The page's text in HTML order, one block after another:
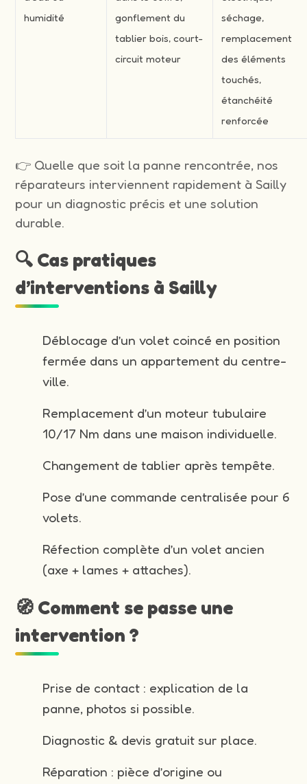
humidité
gonflement du
tablier bois, court-
circuit moteur
séchage,
remplacement
des éléments
touchés,
étanchéité
renforcée
👉 Quelle que soit la panne rencontrée, nos
réparateurs interviennent rapidement à Sailly
pour un diagnostic précis et une solution
durable.
🔍 Cas pratiques
d’interventions à Sailly
Déblocage d’un volet coincé en position
fermée dans un appartement du centre-
ville.
Remplacement d’un moteur tubulaire
10/17 Nm dans une maison individuelle.
Changement de tablier après tempête.
Pose d’une commande centralisée pour 6
volets.
Réfection complète d’un volet ancien
(axe + lames + attaches).
🧭 Comment se passe une
intervention ?
Prise de contact : explication de la
panne, photos si possible.
Diagnostic & devis gratuit sur place.
Réparation : pièce d’origine ou